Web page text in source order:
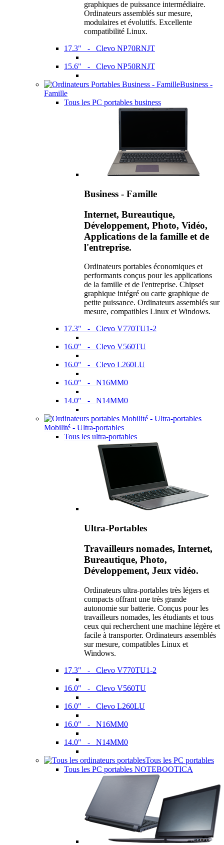
graphiques de puissance intermédiaire.
Ordinateurs assemblés sur mesure,
modulaires et évolutifs. Excellente
compatibilité Linux.
17.3" - Clevo NP70RNJT
15.6" - Clevo NP50RNJT
Business -
Famille
Tous les PC portables business
Business - Famille
Internet, Bureautique,
Développement, Photo, Vidéo,
Applications de la famille et de
l'entreprise.
Ordinateurs portables économiques et
performants conçus pour les applications
de la famille et de l'entreprise. Chipset
graphique intégré ou carte graphique de
petite puissance. Ordinateurs assemblés sur
mesure, compatibles Linux et Windows.
17.3" - Clevo V770TU1-2
16.0" - Clevo V560TU
16.0" - Clevo L260LU
16.0" - N16MM0
14.0" - N14MM0
Mobilité - Ultra-portables
Tous les ultra-portables
Ultra-Portables
Travailleurs nomades, Internet,
Bureautique, Photo,
Développement, Jeux vidéo.
Ordinateurs ultra-portables très légers et
compacts offrant une très grande
autonomie sur batterie. Conçus pour les
travailleurs nomades, les étudiants et tous
ceux qui recherchent une machine légère et
facile à transporter. Ordinateurs assemblés
sur mesure, compatibles Linux et
Windows.
17.3" - Clevo V770TU1-2
16.0" - Clevo V560TU
16.0" - Clevo L260LU
16.0" - N16MM0
14.0" - N14MM0
Tous les PC portables
Tous les PC portables NOTEBOOTICA